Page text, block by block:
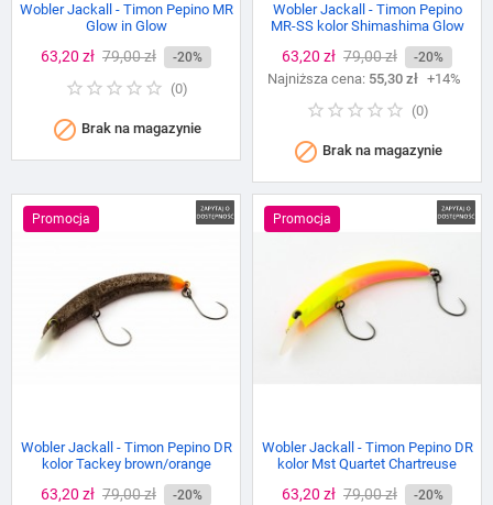
Wobler Jackall - Timon Pepino MR
Glow in Glow
Cena
63,20 zł Cena
podstawowa
79,00 zł -20%
(0)
 Brak na magazynie
Wobler Jackall - Timon Pepino
MR-SS kolor Shimashima Glow
Cena
63,20 zł Cena
podstawowa
79,00 zł -20%
Najniższa cena: 55,30 zł +14%
(0)
 Brak na magazynie
Promocja
Wobler Jackall - Timon Pepino DR
kolor Tackey brown/orange
Cena
63,20 zł Cena
79,00 zł -20%
Promocja
Wobler Jackall - Timon Pepino DR
kolor Mst Quartet Chartreuse
Cena
63,20 zł Cena
79,00 zł -20%